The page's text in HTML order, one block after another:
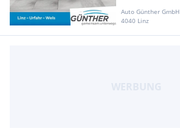
Auto Günther GmbH
4040 Linz